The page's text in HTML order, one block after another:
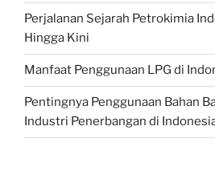
Perjalanan Sejarah Petrokimia
Hingga Kini
Manfaat Penggunaan LPG di
Pentingnya Penggunaan Bahan
Industri Penerbangan di